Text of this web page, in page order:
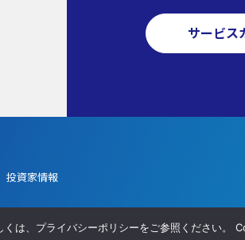
サービス
投資家情報
は、プライバシーポリシーをご参照ください。